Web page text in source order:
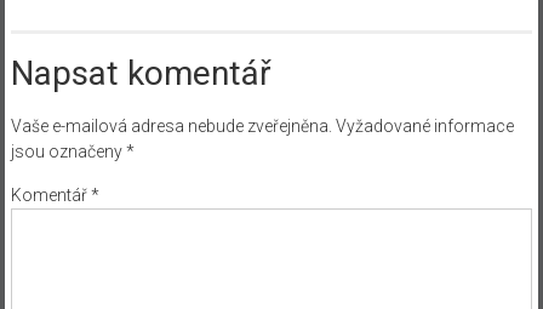
Napsat komentář
Vaše e-mailová adresa nebude zveřejněna. Vyžadované informace
jsou označeny*
Komentář*